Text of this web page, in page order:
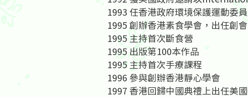
1993 任香港政府環境保護運動委
1995 創辦香港素食學會，出任創
1995 主持首次斷食營
1995 出版第100本作品
1995 主持首次手療課程
1996 參與創辦香港靜心學會
1997 香港回歸中國典禮上出任美